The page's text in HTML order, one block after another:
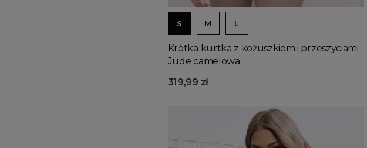
S M L
Krótka kurtka z kożuszkiem i przeszyciami
Jude camelowa
319,99 zł